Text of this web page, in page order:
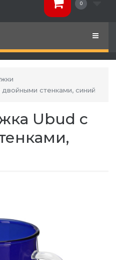
0
стенками, синий
Ubud с